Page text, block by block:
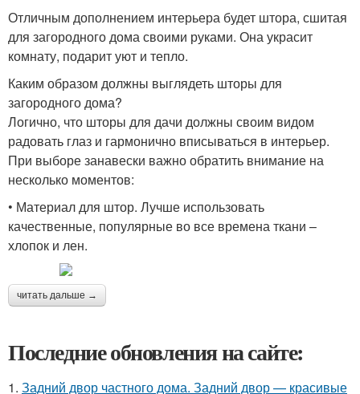
Отличным дополнением интерьера будет штора, сшитая
для загородного дома своими руками. Она украсит
комнату, подарит уют и тепло.
Каким образом должны выглядеть шторы для
загородного дома?
Логично, что шторы для дачи должны своим видом
радовать глаз и гармонично вписываться в интерьер.
При выборе занавески важно обратить внимание на
несколько моментов:
• Материал для штор. Лучше использовать
качественные, популярные во все времена ткани –
хлопок и лен.
читать дальше →
Последние обновления на сайте:
1. Задний двор частного дома. Задний двор — красивые